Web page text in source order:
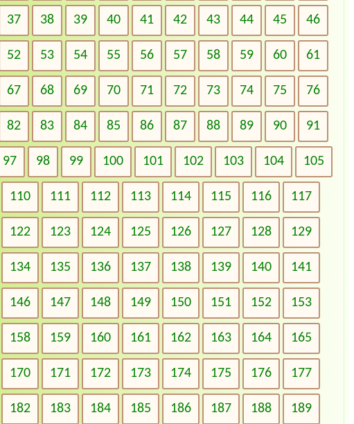
37 38 39 40 41 42 43 44 45 46
52 53 54 55 56 57 58 59 60 61
67 68 69 70 71 72 73 74 75 76
82 83 84 85 86 87 88 89 90 91
97 98 99 100 101 102 103 104 105
110 111 112 113 114 115 116 117
122 123 124 125 126 127 128 129
134 135 136 137 138 139 140 141
146 147 148 149 150 151 152 153
158 159 160 161 162 163 164 165
170 171 172 173 174 175 176 177
182 183 184 185 186 187 188 189